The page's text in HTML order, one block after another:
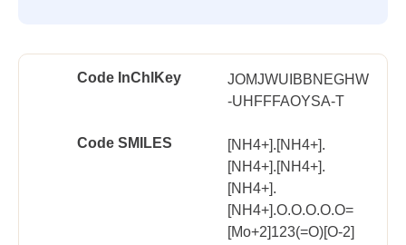
Code InChlKey
JOMJWUIBBNEGHW
-UHFFFAOYSA-T
Code SMILES
[NH4+].[NH4+].
[NH4+].[NH4+].
[NH4+].
[NH4+].O.O.O.O.O=
[Mo+2]123(=O)[O-2]